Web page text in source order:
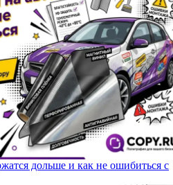
дольше и как не ошибиться с